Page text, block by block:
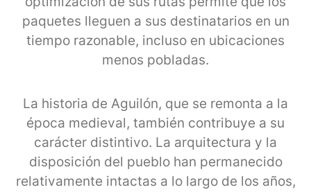
paquetes lleguen a sus destinatarios en un
tiempo razonable, incluso en ubicaciones
menos pobladas.
La historia de Aguilón, que se remonta a la
época medieval, también contribuye a su
carácter distintivo. La arquitectura y la
disposición del pueblo han permanecido
relativamente intactas a lo largo de los años,